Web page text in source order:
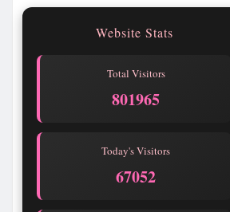
Website Stats
Total Visitors
801967
Today's Visitors
67054